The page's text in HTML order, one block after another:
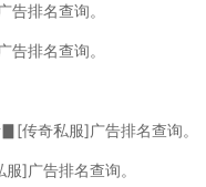
排名查询。
排名查询。
奇私服]广告排名查询。
]广告排名查询。